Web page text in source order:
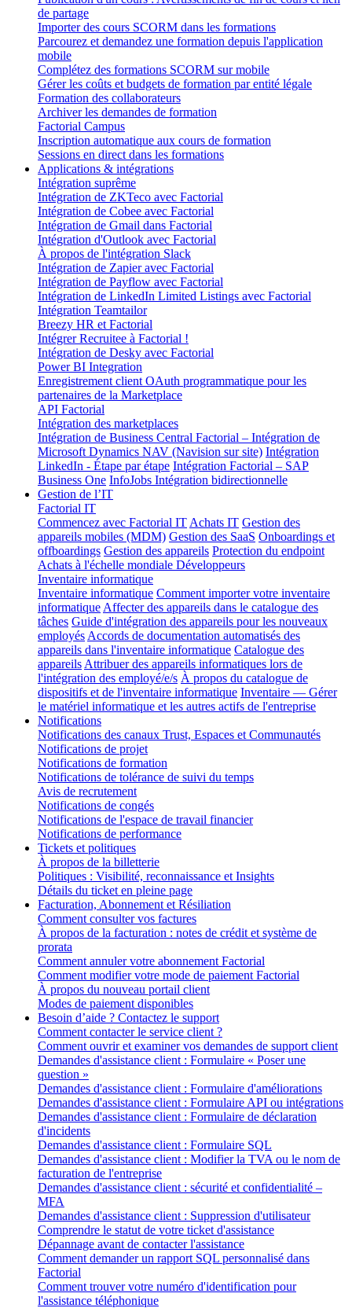
de partage
Importer des cours SCORM dans les formations
Parcourez et demandez une formation depuis l'application
mobile
Complétez des formations SCORM sur mobile
Gérer les coûts et budgets de formation par entité légale
Formation des collaborateurs
Archiver les demandes de formation
Factorial Campus
Inscription automatique aux cours de formation
Sessions en direct dans les formations
Applications & intégrations
Intégration suprême
Intégration de ZKTeco avec Factorial
Intégration de Cobee avec Factorial
Intégration de Gmail dans Factorial
Intégration d'Outlook avec Factorial
À propos de l'intégration Slack
Intégration de Zapier avec Factorial
Intégration de Payflow avec Factorial
Intégration de LinkedIn Limited Listings avec Factorial
Intégration Teamtailor
Breezy HR et Factorial
Intégrer Recruitee à Factorial !
Intégration de Desky avec Factorial
Power BI Integration
Enregistrement client OAuth programmatique pour les
partenaires de la Marketplace
API Factorial
Intégration des marketplaces
Intégration de Business Central Factorial – Intégration de
Microsoft Dynamics NAV (Navision sur site) Intégration
LinkedIn - Étape par étape Intégration Factorial – SAP
Business One InfoJobs Intégration bidirectionnelle
Gestion de l’IT
Factorial IT
Commencez avec Factorial IT Achats IT Gestion des
appareils mobiles (MDM) Gestion des SaaS Onboardings et
offboardings Gestion des appareils Protection du endpoint
Achats à l'échelle mondiale Développeurs
Inventaire informatique
Inventaire informatique Comment importer votre inventaire
informatique Affecter des appareils dans le catalogue des
tâches Guide d'intégration des appareils pour les nouveaux
employés Accords de documentation automatisés des
appareils dans l'inventaire informatique Catalogue des
appareils Attribuer des appareils informatiques lors de
l'intégration des employé/e/s À propos du catalogue de
dispositifs et de l'inventaire informatique Inventaire — Gérer
le matériel informatique et les autres actifs de l'entreprise
Notifications
Notifications des canaux Trust, Espaces et Communautés
Notifications de projet
Notifications de formation
Notifications de tolérance de suivi du temps
Avis de recrutement
Notifications de congés
Notifications de l'espace de travail financier
Notifications de performance
Tickets et politiques
À propos de la billetterie
Politiques : Visibilité, reconnaissance et Insights
Détails du ticket en pleine page
Facturation, Abonnement et Résiliation
Comment consulter vos factures
À propos de la facturation : notes de crédit et système de
prorata
Comment annuler votre abonnement Factorial
Comment modifier votre mode de paiement Factorial
À propos du nouveau portail client
Modes de paiement disponibles
Besoin d’aide ? Contactez le support
Comment contacter le service client ?
Comment ouvrir et examiner vos demandes de support client
Demandes d'assistance client : Formulaire « Poser une
question »
Demandes d'assistance client : Formulaire d'améliorations
Demandes d'assistance client : Formulaire API ou intégrations
Demandes d'assistance client : Formulaire de déclaration
d'incidents
Demandes d'assistance client : Formulaire SQL
Demandes d'assistance client : Modifier la TVA ou le nom de
facturation de l'entreprise
Demandes d'assistance client : sécurité et confidentialité –
MFA
Demandes d'assistance client : Suppression d'utilisateur
Comprendre le statut de votre ticket d'assistance
Dépannage avant de contacter l'assistance
Comment demander un rapport SQL personnalisé dans
Factorial
Comment trouver votre numéro d'identification pour
l'assistance téléphonique